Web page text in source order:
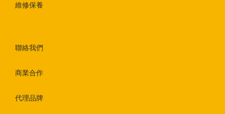
維修保養
聯絡我們
商業合作
代理品牌